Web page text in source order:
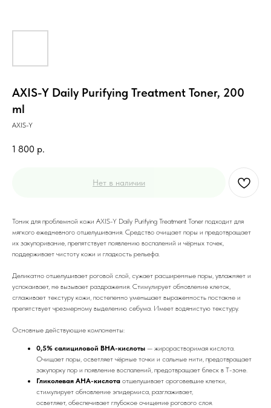
AXIS-Y Daily Purifying Treatment Toner, 200
ml
AXIS-Y
1 800 р.
Нет в наличии
Тоник для проблемной кожи AXIS-Y Daily Purifying Treatment Toner подходит для
мягкого ежедневного отшелушивания. Средство очищает поры и предотвращает
их закупоривание, препятствует появлению воспалений и чёрных точек,
поддерживает чистоту кожи и гладкость рельефа.
Деликатно отшелушивает роговой слой, сужает расширенные поры, увлажняет и
успокаивает, не вызывает раздражения. Стимулирует обновление клеток,
сглаживает текстуру кожи, постепенно уменьшает выраженность постакне и
препятствует чрезмерному выделению себума. Имеет водянистую текстуру.
Основные действующие компоненты:
0,5% салициловой BHA-кислоты — жирорастворимая кислота.
Очищает поры, осветляет чёрные точки и сальные нити, предотвращает
закупорку пор и появление воспалений, предотвращает блеск в Т-зоне.
Гликолевая AHA-кислота отшелушивает ороговевшие клетки,
стимулирует обновление эпидермиса, разглаживает,
осветляет, обеспечивает глубокое очищение рогового слоя.